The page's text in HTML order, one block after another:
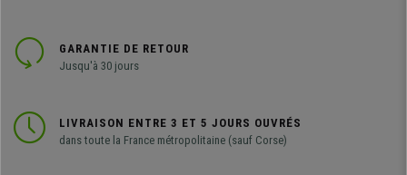
GARANTIE DE RETOUR
Jusqu'à 30 jours
LIVRAISON ENTRE 3 ET 5 JOURS OUVRÉS
dans toute la France métropolitaine (sauf Corse)